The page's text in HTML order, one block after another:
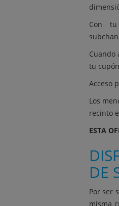
Con
Cuando
tu
Acceso
Los
recinto
ESTA
DE
Por ser
misma